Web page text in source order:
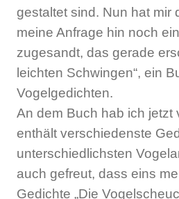
gestaltet sind. Nun hat mir
meine Anfrage hin noch
zugesandt, das gerade
leichten Schwingen“, ein
Vogelgedichten.
An dem Buch hab ich jetzt
enthält verschiedenste
unterschiedlichsten
auch gefreut, dass eins
Gedichte „Die